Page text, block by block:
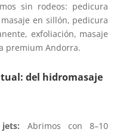
sin rodeos: pedicura
en sillón, pedicura
exfoliación, masaje
premium Andorra.
del hidromasaje
Abrimos con 8–10